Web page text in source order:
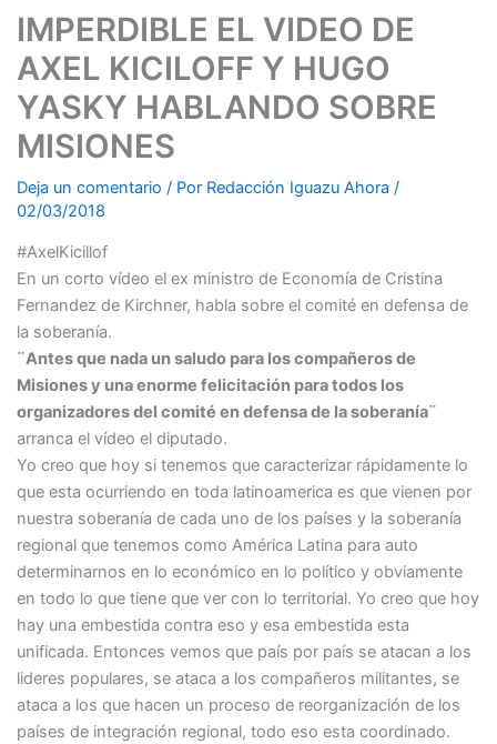
IMPERDIBLE EL VIDEO DE
AXEL KICILOFF Y HUGO
YASKY HABLANDO SOBRE
MISIONES
Deja un comentario / Por Redacción Iguazu Ahora /
02/03/2018
#AxelKicillof
En un corto vídeo el ex ministro de Economía de Cristina
Fernandez de Kirchner, habla sobre el comité en defensa de
la soberanía.
¨Antes que nada un saludo para los compañeros de
Misiones y una enorme felicitación para todos los
organizadores del comité en defensa de la soberanía¨
arranca el vídeo el diputado.
Yo creo que hoy si tenemos que caracterizar rápidamente lo
que esta ocurriendo en toda latinoamerica es que vienen por
nuestra soberanía de cada uno de los países y la soberanía
regional que tenemos como América Latina para auto
determinarnos en lo económico en lo político y obviamente
en todo lo que tiene que ver con lo territorial. Yo creo que hoy
hay una embestida contra eso y esa embestida esta
unificada. Entonces vemos que país por país se atacan a los
lideres populares, se ataca a los compañeros militantes, se
ataca a los que hacen un proceso de reorganización de los
países de integración regional, todo eso esta coordinado.